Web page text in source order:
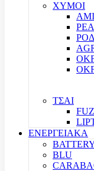
ΧΥΜΟΙ
ΡΕΑ
ΤΣΑΙ
ΕΝΕΡΓΕΙΑΚΑ
BLU